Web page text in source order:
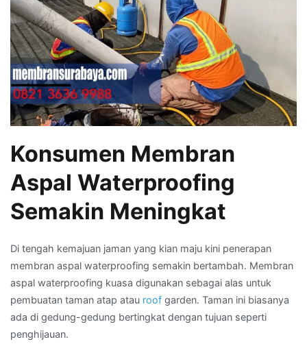
Konsumen Membran
Aspal Waterproofing
Semakin Meningkat
Di tengah kemajuan jaman yang kian maju kini penerapan
membran aspal waterproofing semakin bertambah. Membran
aspal waterproofing kuasa digunakan sebagai alas untuk
pembuatan taman atap atau roof garden. Taman ini biasanya
ada di gedung-gedung bertingkat dengan tujuan seperti
penghijauan.